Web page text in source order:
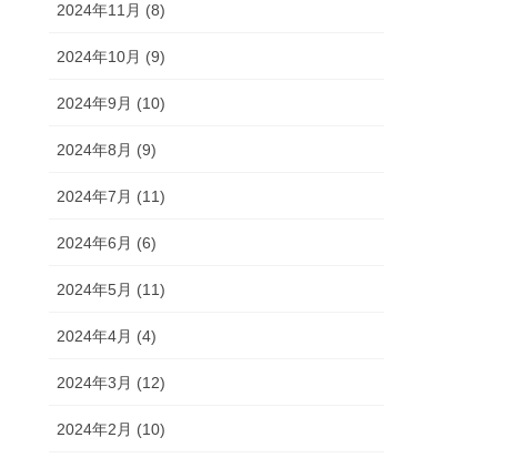
2024年11月 (8)
2024年10月 (9)
2024年9月 (10)
2024年8月 (9)
2024年7月 (11)
2024年6月 (6)
2024年5月 (11)
2024年4月 (4)
2024年3月 (12)
2024年2月 (10)